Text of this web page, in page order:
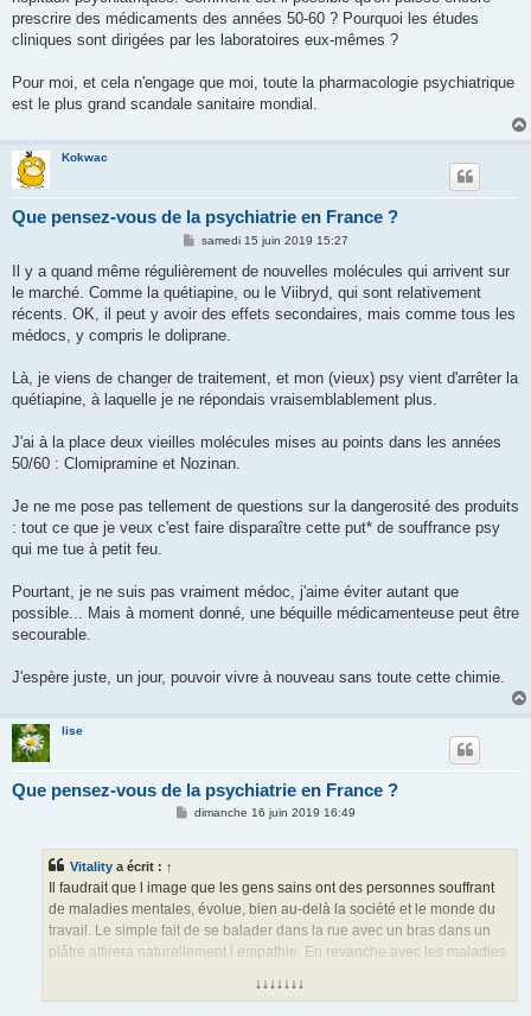
prescrire des médicaments des années 50-60 ? Pourquoi les études
cliniques sont dirigées par les laboratoires eux-mêmes ?
Pour moi, et cela n'engage que moi, toute la pharmacologie psychiatrique
est le plus grand scandale sanitaire mondial.
Kokwac
Que pensez-vous de la psychiatrie en France ?
M
s
a
g
samedi 15 juin 2019 15:27
Il y a quand même régulièrement de nouvelles molécules qui arrivent sur
le marché. Comme la quétiapine, ou le Viibryd, qui sont relativement
récents. OK, il peut y avoir des effets secondaires, mais comme tous les
médocs, y compris le doliprane.
Là, je viens de changer de traitement, et mon (vieux) psy vient d'arrêter la
quétiapine, à laquelle je ne répondais vraisemblablement plus.
J'ai à la place deux vieilles molécules mises au points dans les années
50/60 : Clomipramine et Nozinan.
Je ne me pose pas tellement de questions sur la dangerosité des produits
: tout ce que je veux c'est faire disparaître cette put* de souffrance psy
qui me tue à petit feu.
Pourtant, je ne suis pas vraiment médoc, j'aime éviter autant que
possible... Mais à moment donné, une béquille médicamenteuse peut être
secourable.
J'espère juste, un jour, pouvoir vivre à nouveau sans toute cette chimie.
lise
Que pensez-vous de la psychiatrie en France ?
M
g
e
dimanche 16 juin 2019 16:49
Vitality a écrit : ↑
Il faudrait que l image que les gens sains ont des personnes souffrant
de maladies mentales, évolue, bien au-delà la société et le monde du
travail. Le simple fait de se balader dans la rue avec un bras dans un
plâtre attirera naturellement l empathie. En revanche avec les maladies
depression, les gens sont peu enclin à vouloir faire l effort de
↓↓↓↓↓↓↓